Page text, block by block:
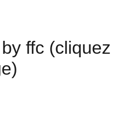
ffc (cliquez